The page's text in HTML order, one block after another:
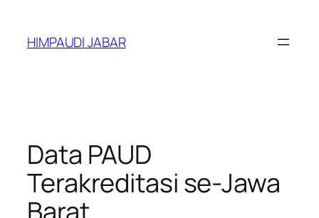
konten
HIMPAUDI JABAR
Data PAUD
Terakreditasi se-Jawa